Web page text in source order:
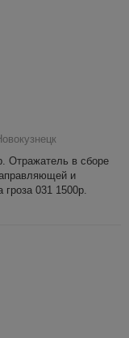
Отражатель в сборе
и
гроза 031 1500р.